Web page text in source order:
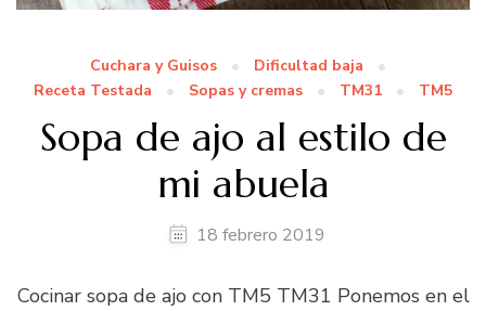
Cuchara y Guisos
Dificultad baja
Receta Testada
Sopas y cremas TM31 TM5
Sopa de ajo al estilo de
mi abuela
18 febrero 2019
Cocinar sopa de ajo con TM5 TM31 Ponemos en el